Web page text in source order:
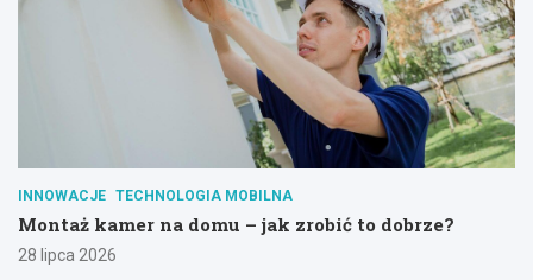
INNOWACJE TECHNOLOGIA MOBILNA
Montaż kamer na domu – jak zrobić to dobrze?
28 lipca 2026